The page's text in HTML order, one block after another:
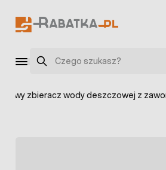
Szukaj
zbieracz wody deszczowej z